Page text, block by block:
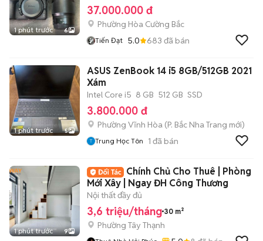
1 phút trước 6
37.000.000 đ
Phường Hòa Cường Bắc
Tiến Đạt 5.0 683 đã bán
1 phút trước 5
ASUS ZenBook 14 i5 8GB/512GB 2021
Xám
Intel Core i5 8 GB 512 GB SSD
3.800.000 đ
Phường Vĩnh Hòa (P. Bắc Nha Trang mới)
Trung Học Tôn 1 đã bán
1 phút trước 9
Chính Chủ Cho Thuê | Phòng
Mới Xây | Ngay ĐH Công Thương
Nội thất đầy đủ
3,6 triệu/tháng 30 m²
Phường Tây Thạnh